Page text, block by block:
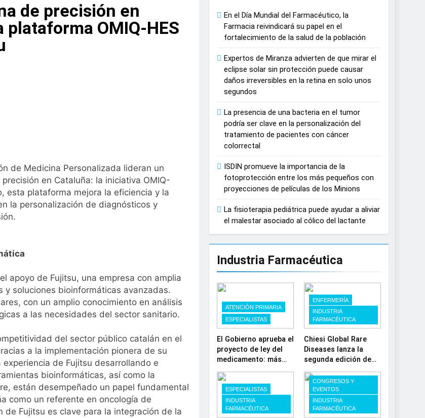
de precisión en
OMIQ-HES
de Medicina Personalizada lideran un
en Cataluña: la iniciativa OMIQ-
esta plataforma mejora la eficiencia y la
la personalización de diagnósticos y
apoyo de Fujitsu, una empresa con amplia
y soluciones bioinformáticas avanzadas.
con un amplio conocimiento en análisis
a las necesidades del sector sanitario.
del sector público catalán en el
a la implementación pionera de su
de Fujitsu desarrollando e
bioinformáticas, así como la
están desempeñado un papel fundamental
como un referente en oncología de
Fujitsu es clave para la integración de la
En el Día Mundial del Farmacéutico, la
Farmacia reivindicará su papel en el
fortalecimiento de la salud de la población
Expertos de Miranza advierten de que mirar el
eclipse solar sin protección puede causar
daños irreversibles en la retina en solo unos
segundos
La presencia de una bacteria en el tumor
podría ser clave en la personalización del
tratamiento de pacientes con cáncer
colorrectal
ISDIN promueve la importancia de la
fotoprotección entre los más pequeños con
proyecciones de películas de los Minions
La fisioterapia pediátrica puede ayudar a aliviar
el malestar asociado al cólico del lactante
Industria Farmacéutica
ATENCIÓN PRIMARIA
ESPECIALISTAS
El Gobierno aprueba el
proyecto de ley del
medicamento: más
autonomía
estratégica y
modernización para el
SNS
ENFERMERÍA
INDUSTRIA
FARMACÉUTICA
Chiesi Global Rare
Diseases lanza la
segunda edición de
impulsar la
investigación en
enfermedades de
depósito lisosomal
ESPECIALISTAS
INDUSTRIA
FARMACÉUTICA
CONGRESOS Y
EVENTOS
INDUSTRIA
FARMACÉUTICA